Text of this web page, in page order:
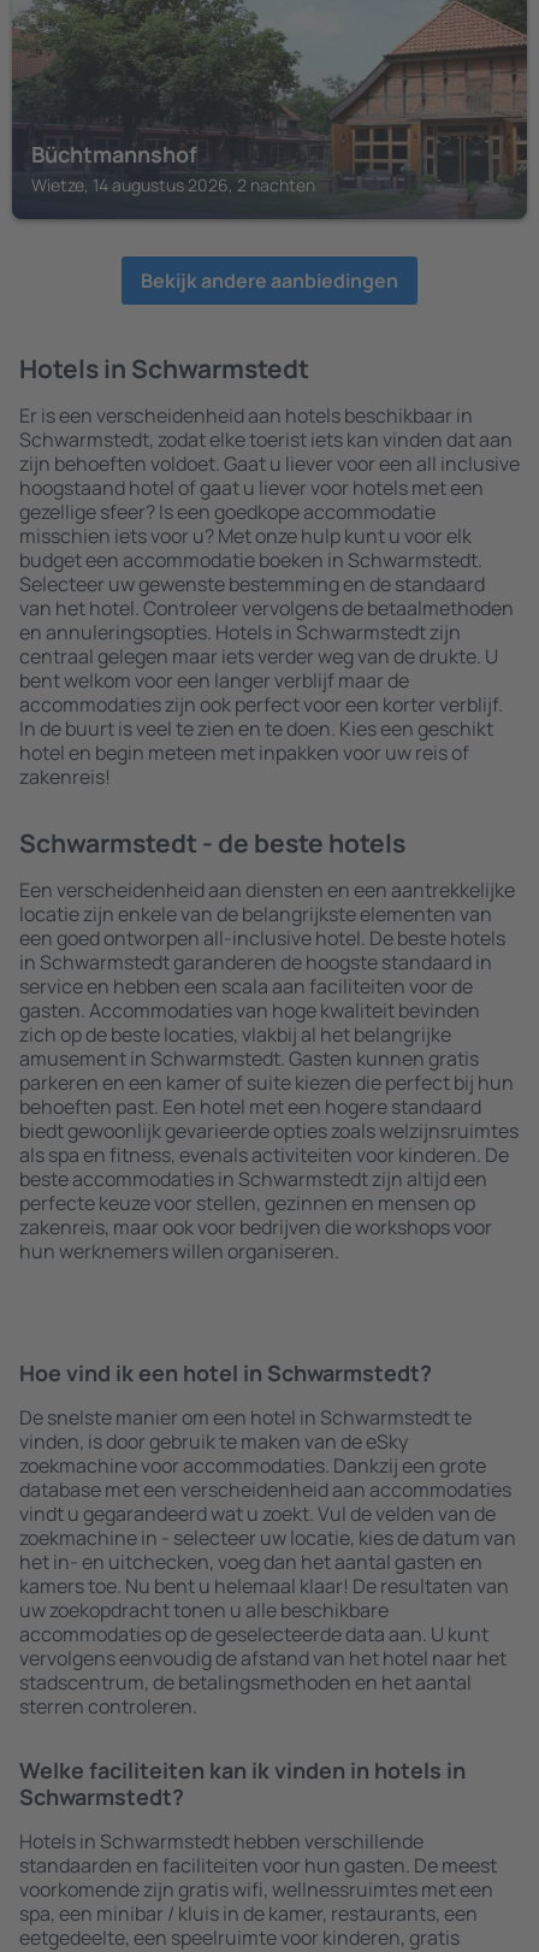
Büchtmannshof
Wietze, 14 augustus 2026, 2 nachten
Bekijk andere aanbiedingen
Hotels in Schwarmstedt
Er is een verscheidenheid aan hotels beschikbaar in
Schwarmstedt, zodat elke toerist iets kan vinden dat aan
zijn behoeften voldoet. Gaat u liever voor een all inclusive
hoogstaand hotel of gaat u liever voor hotels met een
gezellige sfeer? Is een goedkope accommodatie
misschien iets voor u? Met onze hulp kunt u voor elk
budget een accommodatie boeken in Schwarmstedt.
Selecteer uw gewenste bestemming en de standaard
van het hotel. Controleer vervolgens de betaalmethoden
en annuleringsopties. Hotels in Schwarmstedt zijn
centraal gelegen maar iets verder weg van de drukte. U
bent welkom voor een langer verblijf maar de
accommodaties zijn ook perfect voor een korter verblijf.
In de buurt is veel te zien en te doen. Kies een geschikt
hotel en begin meteen met inpakken voor uw reis of
zakenreis!
Schwarmstedt - de beste hotels
Een verscheidenheid aan diensten en een aantrekkelijke
locatie zijn enkele van de belangrijkste elementen van
een goed ontworpen all-inclusive hotel. De beste hotels
in Schwarmstedt garanderen de hoogste standaard in
service en hebben een scala aan faciliteiten voor de
gasten. Accommodaties van hoge kwaliteit bevinden
zich op de beste locaties, vlakbij al het belangrijke
amusement in Schwarmstedt. Gasten kunnen gratis
parkeren en een kamer of suite kiezen die perfect bij hun
behoeften past. Een hotel met een hogere standaard
biedt gewoonlijk gevarieerde opties zoals welzijnsruimtes
als spa en fitness, evenals activiteiten voor kinderen. De
beste accommodaties in Schwarmstedt zijn altijd een
perfecte keuze voor stellen, gezinnen en mensen op
zakenreis, maar ook voor bedrijven die workshops voor
hun werknemers willen organiseren.
Hoe vind ik een hotel in Schwarmstedt?
De snelste manier om een hotel in Schwarmstedt te
vinden, is door gebruik te maken van de eSky
zoekmachine voor accommodaties. Dankzij een grote
database met een verscheidenheid aan accommodaties
vindt u gegarandeerd wat u zoekt. Vul de velden van de
zoekmachine in - selecteer uw locatie, kies de datum van
het in- en uitchecken, voeg dan het aantal gasten en
kamers toe. Nu bent u helemaal klaar! De resultaten van
uw zoekopdracht tonen u alle beschikbare
accommodaties op de geselecteerde data aan. U kunt
vervolgens eenvoudig de afstand van het hotel naar het
stadscentrum, de betalingsmethoden en het aantal
sterren controleren.
Welke faciliteiten kan ik vinden in hotels in
Schwarmstedt?
Hotels in Schwarmstedt hebben verschillende
standaarden en faciliteiten voor hun gasten. De meest
voorkomende zijn gratis wifi, wellnessruimtes met een
spa, een minibar / kluis in de kamer, restaurants, een
eetgedeelte, een speelruimte voor kinderen, gratis